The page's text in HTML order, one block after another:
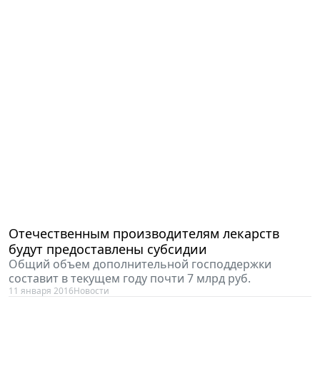
Отечественным производителям лекарств
будут предоставлены субсидии
Общий объем дополнительной господдержки
составит в текущем году почти 7 млрд руб.
11 января 2016Новости